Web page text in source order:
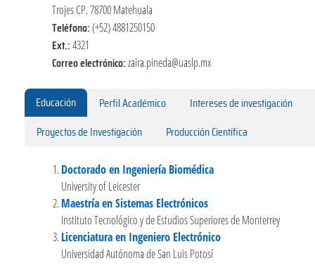
Trojes CP. 78700 Matehuala
Teléfono:(+52) 4881250150
Ext.:4321
Correo electrónico:zaira.pineda@uaslp.mx
Educación Perfil Académico
Intereses de investigación
Proyectos de Investigación
Producción Científica
Doctorado en Ingeniería Biomédica
University of Leicester
Maestría en Sistemas Electrónicos
Instituto Tecnológico y de Estudios Superiores de Monterrey
Licenciatura en Ingeniero Electrónico
Universidad Autónoma de San Luis Potosí